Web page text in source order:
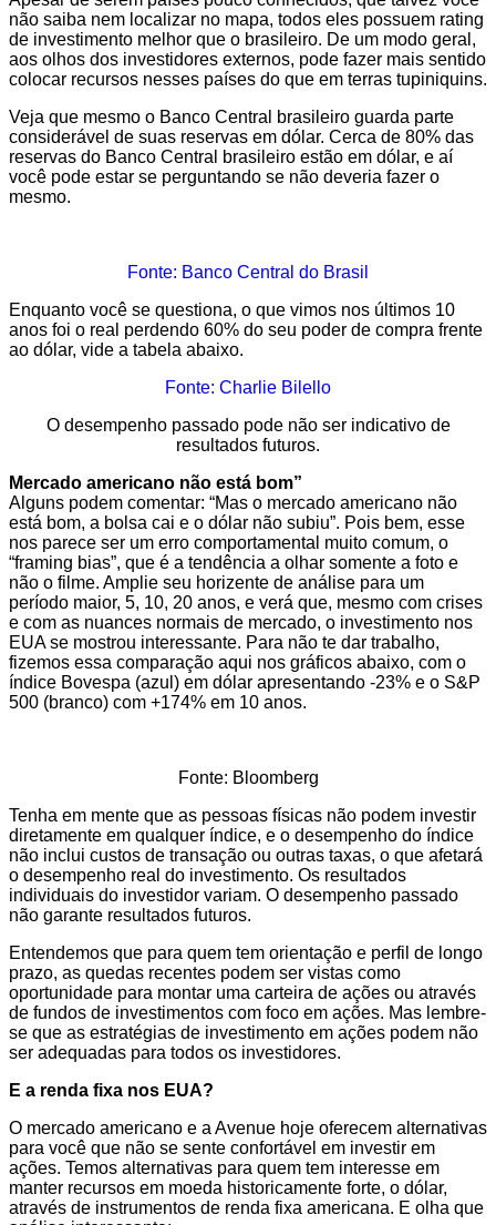
não saiba nem localizar no mapa, todos eles possuem rating
de investimento melhor que o brasileiro. De um modo geral,
aos olhos dos investidores externos, pode fazer mais sentido
colocar recursos nesses países do que em terras tupiniquins.
Veja que mesmo o Banco Central brasileiro guarda parte
considerável de suas reservas em dólar. Cerca de 80% das
reservas do Banco Central brasileiro estão em dólar, e aí
você pode estar se perguntando se não deveria fazer o
mesmo.
Fonte: Banco Central do Brasil
Enquanto você se questiona, o que vimos nos últimos 10
anos foi o real perdendo 60% do seu poder de compra frente
ao dólar, vide a tabela abaixo.
Fonte: Charlie Bilello
O desempenho passado pode não ser indicativo de
resultados futuros.
Mercado americano não está bom”
Alguns podem comentar: “Mas o mercado americano não
está bom, a bolsa cai e o dólar não subiu”. Pois bem, esse
nos parece ser um erro comportamental muito comum, o
“framing bias”, que é a tendência a olhar somente a foto e
não o filme. Amplie seu horizente de análise para um
período maior, 5, 10, 20 anos, e verá que, mesmo com crises
e com as nuances normais de mercado, o investimento nos
EUA se mostrou interessante. Para não te dar trabalho,
fizemos essa comparação aqui nos gráficos abaixo, com o
índice Bovespa (azul) em dólar apresentando -23% e o S&P
500 (branco) com +174% em 10 anos.
Fonte: Bloomberg
Tenha em mente que as pessoas físicas não podem investir
diretamente em qualquer índice, e o desempenho do índice
não inclui custos de transação ou outras taxas, o que afetará
o desempenho real do investimento. Os resultados
individuais do investidor variam. O desempenho passado
não garante resultados futuros.
Entendemos que para quem tem orientação e perfil de longo
prazo, as quedas recentes podem ser vistas como
oportunidade para montar uma carteira de ações ou através
de fundos de investimentos com foco em ações. Mas lembre-
se que as estratégias de investimento em ações podem não
ser adequadas para todos os investidores.
E a renda fixa nos EUA?
O mercado americano e a Avenue hoje oferecem alternativas
para você que não se sente confortável em investir em
ações. Temos alternativas para quem tem interesse em
manter recursos em moeda historicamente forte, o dólar,
através de instrumentos de renda fixa americana. E olha que